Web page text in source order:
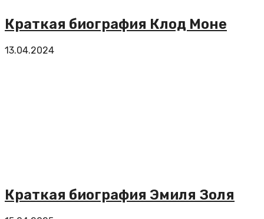
Краткая биография Клод Моне
13.04.2024
Краткая биография Эмиля Золя